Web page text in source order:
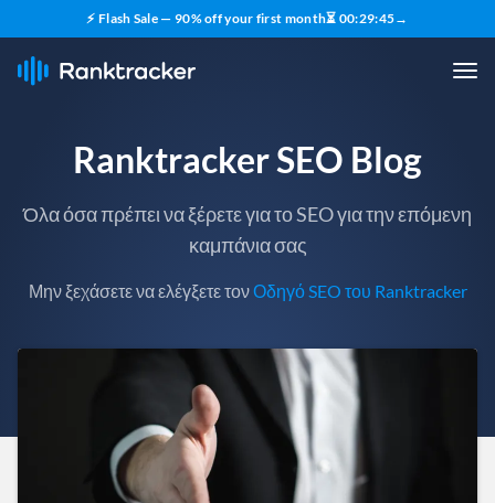
⚡ Flash Sale — 90% off your first month⏳ 00:29:43→
Ranktracker SEO Blog
Όλα όσα πρέπει να ξέρετε για το SEO για την επόμενη
καμπάνια σας
Μην ξεχάσετε να ελέγξετε τονΟδηγό SEO του Ranktracker